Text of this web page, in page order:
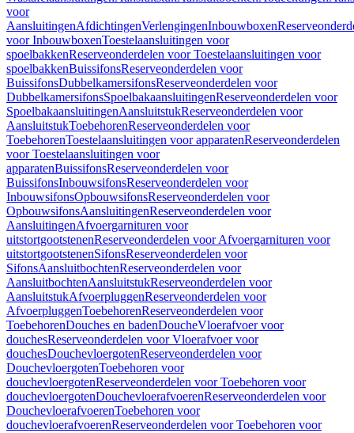
voor
AansluitingenAfdichtingenVerlengingenInbouwboxen
voor InbouwboxenToestelaansluitingen voor
spoelbakkenReserveonderdelen voor Toestelaansluitingen voor
spoelbakkenBuissifonsReserveonderdelen voor
BuissifonsDubbelkamersifonsReserveonderdelen voor
DubbelkamersifonsSpoelbakaansluitingenReserveonderdelen voor
SpoelbakaansluitingenAansluitstukReserveonderdelen voor
AansluitstukToebehorenReserveonderdelen voor
ToebehorenToestelaansluitingen voor apparatenReserveonderdelen
voor Toestelaansluitingen voor
apparatenBuissifonsReserveonderdelen voor
BuissifonsInbouwsifonsReserveonderdelen voor
InbouwsifonsOpbouwsifonsReserveonderdelen voor
OpbouwsifonsAansluitingenReserveonderdelen voor
AansluitingenAfvoergarnituren voor
uitstortgootstenenReserveonderdelen voor Afvoergarnituren voor
uitstortgootstenenSifonsReserveonderdelen voor
SifonsAansluitbochtenReserveonderdelen voor
AansluitbochtenAansluitstukReserveonderdelen voor
AansluitstukAfvoerpluggenReserveonderdelen voor
AfvoerpluggenToebehorenReserveonderdelen voor
ToebehorenDouches en badenDoucheVloerafvoer voor
douchesReserveonderdelen voor Vloerafvoer voor
douchesDouchevloergotenReserveonderdelen voor
DouchevloergotenToebehoren voor
douchevloergotenReserveonderdelen voor Toebehoren voor
douchevloergotenDouchevloerafvoerenReserveonderdelen voor
DouchevloerafvoerenToebehoren voor
douchevloerafvoerenReserveonderdelen voor Toebehoren voor